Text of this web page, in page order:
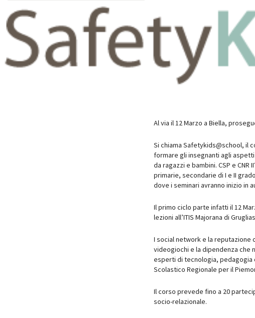
Al via il 12 Marzo a Biella,
Si chiama Safetykids@school, il
formare gli insegnanti agli
da ragazzi e bambini. CSP e
primarie, secondarie di I e II
dove i seminari avranno inizio in
Il primo ciclo parte infatti il 12
lezioni all’ITIS Majorana di
I social network e la reputazione
videogiochi e la dipendenza che
esperti di tecnologia, pedagogia
Scolastico Regionale per il
Il corso prevede fino a 20
socio-relazionale.